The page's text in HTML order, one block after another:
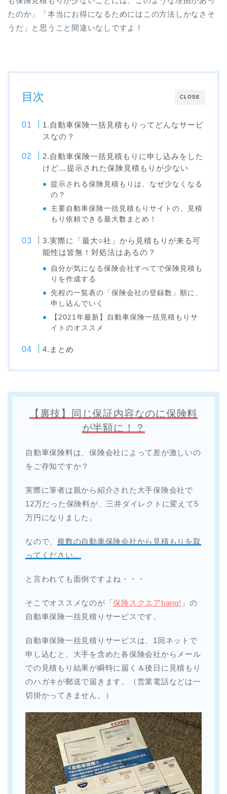
たのか」「本当にお得になるためにはこの方法しかなさそ
うだ」と思うこと間違いなしですよ！
CLOSE
目次
1.自動車保険一括見積もりってどんなサービ
スなの？
2.自動車保険一括見積もりに申し込みをした
けど…提示された保険見積もりが少ない
提示される保険見積もりは、なぜ少なくなる
の？
主要自動車保険一括見積もりサイトの、見積
もり依頼できる最大数まとめ！
3.実際に「最大○社」から見積もりが来る可
能性は皆無！対処法はあるの？
自分が気になる保険会社すべてで保険見積も
りを作成する
先程の一覧表の「保険会社の登録数」順に、
申し込んでいく
【2021年最新】自動車保険一括見積もりサ
イトのオススメ
4.まとめ
【裏技】同じ保証内容なのに保険料
が半額に！？
自動車保険料は、保険会社によって差が激しいの
をご存知ですか？
実際に筆者は親から紹介された大手保険会社で
12万だった保険料が、三井ダイレクトに変えて5
万円になりました。
なので、複数の自動車保険会社から見積もりを取
ってください。
と言われても面倒ですよね・・・
そこでオススメなのが「保険スクエアbang! 」の
自動車保険一括見積りサービスです。
自動車保険一括見積りサービスは、1回ネットで
申し込むと、大手を含めた各保険会社からメール
での見積もり結果が瞬時に届く＆後日に見積もり
のハガキが郵送で届きます。（営業電話などは一
切掛かってきません。）